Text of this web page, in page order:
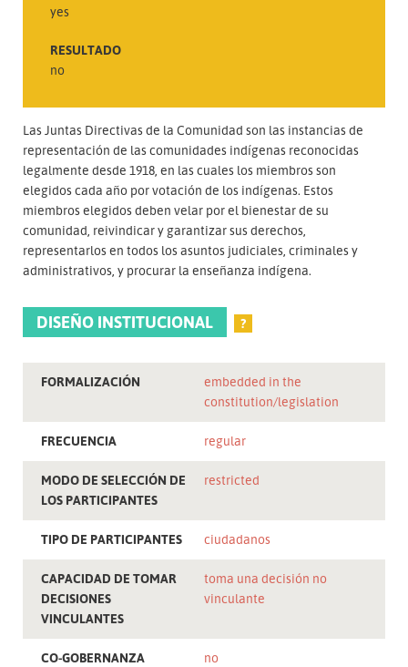
yes
RESULTADO
no
Las Juntas Directivas de la Comunidad son las instancias de
representación de las comunidades indígenas reconocidas
legalmente desde 1918, en las cuales los miembros son
elegidos cada año por votación de los indígenas. Estos
miembros elegidos deben velar por el bienestar de su
comunidad, reivindicar y garantizar sus derechos,
representarlos en todos los asuntos judiciales, criminales y
administrativos, y procurar la enseñanza indígena.
DISEÑO INSTITUCIONAL ?
FORMALIZACIÓN
embedded in the
constitution/legislation
FRECUENCIA regular
MODO DE SELECCIÓN DE
LOS PARTICIPANTES
restricted
TIPO DE PARTICIPANTES ciudadanos
CAPACIDAD DE TOMAR
DECISIONES
VINCULANTES
toma una decisión no
vinculante
CO-GOBERNANZA no